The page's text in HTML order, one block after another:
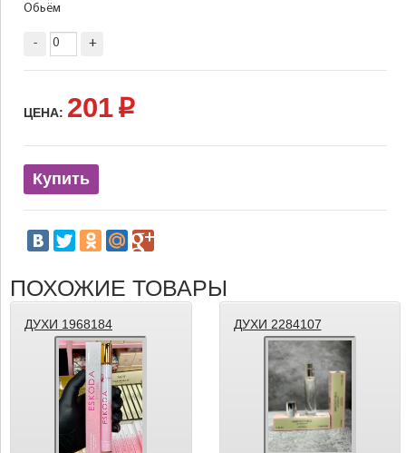
Обьём
- +
ЦЕНА: 201 p
Купить
ПОХОЖИЕ ТОВАРЫ
ДУХИ 1968184 ДУХИ 2284107